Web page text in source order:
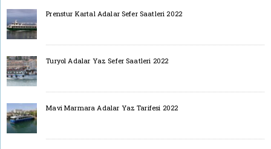
Prenstur Kartal Adalar Sefer Saatleri 2022
Turyol Adalar Yaz Sefer Saatleri 2022
Mavi Marmara Adalar Yaz Tarifesi 2022